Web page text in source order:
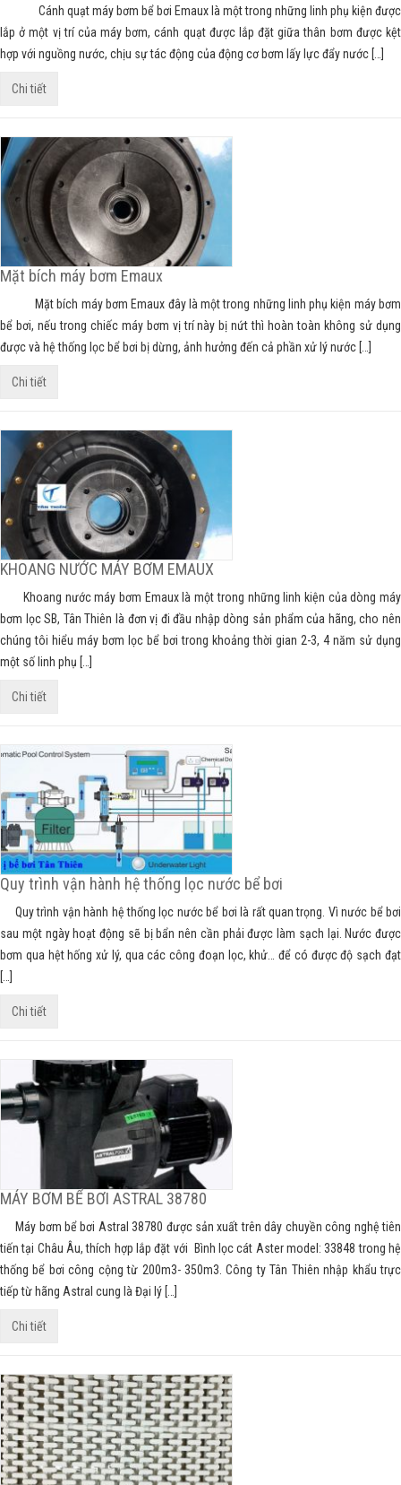
Cánh quạt máy bơm bể bơi Emaux là một trong những linh phụ kiện được
lắp ở một vị trí của máy bơm, cánh quạt được lắp đặt giữa thân bơm được kệt
hợp với nguồng nước, chịu sự tác động của động cơ bơm lấy lực đẩy nước […]
Chi tiết
Mặt bích máy bơm Emaux
Mặt bích máy bơm Emaux đây là một trong những linh phụ kiện máy bơm
bể bơi, nếu trong chiếc máy bơm vị trí này bị nứt thì hoàn toàn không sử dụng
được và hệ thống lọc bể bơi bị dừng, ảnh hưởng đến cả phần xử lý nước […]
Chi tiết
KHOANG NƯỚC MÁY BƠM EMAUX
Khoang nước máy bơm Emaux là một trong những linh kiện của dòng máy
bơm lọc SB, Tân Thiên là đơn vị đi đầu nhập dòng sản phẩm của hãng, cho nên
chúng tôi hiểu máy bơm lọc bể bơi trong khoảng thời gian 2-3, 4 năm sử dụng
một số linh phụ […]
Chi tiết
Quy trình vận hành hệ thống lọc nước bể bơi
Quy trình vận hành hệ thống lọc nước bể bơi là rất quan trọng. Vì nước bể bơi
sau một ngày hoạt động sẽ bị bẩn nên cần phải được làm sạch lại. Nước được
bơm qua hệt hống xử lý, qua các công đoạn lọc, khử… để có được độ sạch đạt
[…]
Chi tiết
MÁY BƠM BỂ BƠI ASTRAL 38780
Máy bơm bể bơi Astral 38780 được sản xuất trên dây chuyền công nghệ tiên
tiến tại Châu Âu, thích hợp lắp đặt với Bình lọc cát Aster model: 33848 trong hệ
thống bể bơi công cộng từ 200m3- 350m3. Công ty Tân Thiên nhập khẩu trực
tiếp từ hãng Astral cung là Đại lý […]
Chi tiết